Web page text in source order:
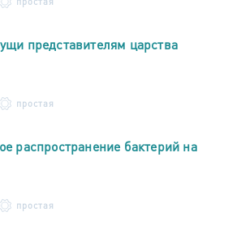
представителям царства
простая
распространение бактерий на
простая